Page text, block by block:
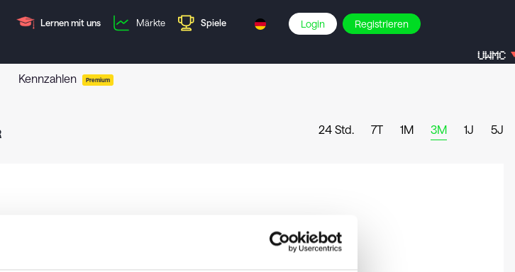
Lernen mit uns Märkte Spiele Login Registrieren
UWMC
Kennzahlen Premium
24 Std. 7T 1M 3M 1J 5J